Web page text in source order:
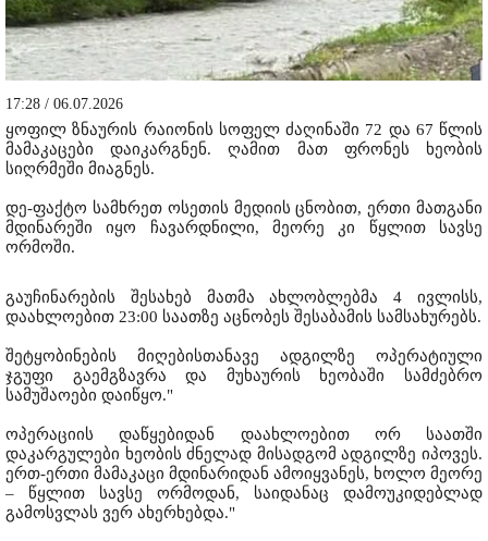
17:28 / 06.07.2026
ყოფილ ზნაურის რაიონის სოფელ ძაღინაში 72 და 67 წლის
მამაკაცები დაიკარგნენ. ღამით მათ ფრონეს ხეობის
სიღრმეში მიაგნეს.
დე-ფაქტო სამხრეთ ოსეთის მედიის ცნობით, ერთი მათგანი
მდინარეში იყო ჩავარდნილი, მეორე კი წყლით სავსე
ორმოში.
გაუჩინარების შესახებ მათმა ახლობლებმა 4 ივლისს,
დაახლოებით 23:00 საათზე აცნობეს შესაბამის სამსახურებს.
შეტყობინების მიღებისთანავე ადგილზე ოპერატიული
ჯგუფი გაემგზავრა და მუხაურის ხეობაში სამძებრო
სამუშაოები დაიწყო."
ოპერაციის დაწყებიდან დაახლოებით ორ საათში
დაკარგულები ხეობის ძნელად მისადგომ ადგილზე იპოვეს.
ერთ-ერთი მამაკაცი მდინარიდან ამოიყვანეს, ხოლო მეორე
– წყლით სავსე ორმოდან, საიდანაც დამოუკიდებლად
გამოსვლას ვერ ახერხებდა."